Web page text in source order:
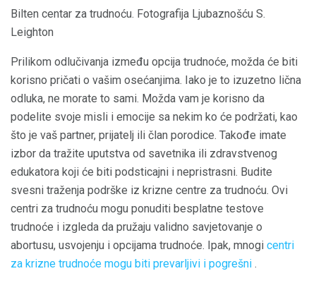
Bilten centar za trudnoću. Fotografija Ljubaznošću S.
Leighton
Prilikom odlučivanja između opcija trudnoće, možda će biti
korisno pričati o vašim osećanjima. Iako je to izuzetno lična
odluka, ne morate to sami. Možda vam je korisno da
podelite svoje misli i emocije sa nekim ko će podržati, kao
što je vaš partner, prijatelj ili član porodice. Takođe imate
izbor da tražite uputstva od savetnika ili zdravstvenog
edukatora koji će biti podsticajni i nepristrasni. Budite
svesni traženja podrške iz krizne centre za trudnoću. Ovi
centri za trudnoću mogu ponuditi besplatne testove
trudnoće i izgleda da pružaju validno savjetovanje o
abortusu, usvojenju i opcijama trudnoće. Ipak, mnogi centri
za krizne trudnoće mogu biti prevarljivi i pogrešni .